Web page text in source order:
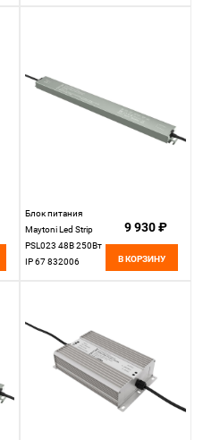
Блок питания
Maytoni Led Strip
PSL023 48В 250Вт
IP 67 832006
9 930 ₽
В КОРЗИНУ